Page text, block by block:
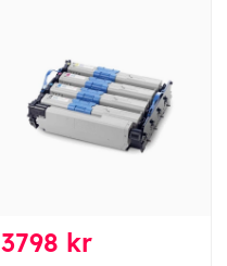
3798 kr